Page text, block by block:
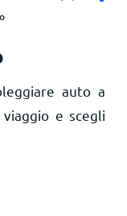
auto a
e scegli